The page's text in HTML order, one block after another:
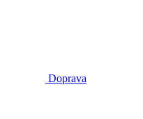
Doprava